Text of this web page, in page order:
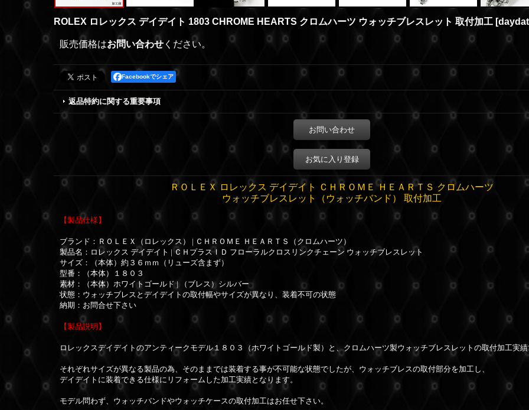
ROLEX ロレックス デイデイト 1803 CHROME HEARTS クロムハーツ ウォッチブレスレット 取付加工 [
販売価格はお問い合わせ ください。
Facebookでシェア
返品特約に関する重要事項
お問い合わせ
お気に入り登録
ＲＯＬＥＸ ロレックス デイデイト ＣＨＲＯＭＥ ＨＥＡＲＴＳ クロムハーツ
ウォッチブレスレット（ウォッチバンド） 取付加工
【製品仕様】
ブランド：ＲＯＬＥＸ（ロレックス） | ＣＨＲＯＭＥ ＨＥＡＲＴＳ（クロムハーツ）
製品名：ロレックス デイデイト | ＣＨプラスＩＤ フローラルクロスリンクチェーン ウォッチブレスレット
サイズ：
（本体）約３６ｍｍ（リューズ含まず）
型番：
（本体）１８０３
素材：
（本体）ホワイトゴールド | （ブレス）シルバー
状態：ウォッチブレスとデイデイトの取付幅やサイズが異なり、装着不可の状態
納期：お問合せ下さい
【製品説明】
ロレックスデイデイトのアンティークモデル１８０３（ホワイトゴールド製）と、クロムハーツ製ウォッチブレスレットの取付加工実
それぞれサイズが異なる製品の為、そのままでは装着する事が不可能な状態でしたが、ウォッチブレスの取付部分を加工し、
デイデイトに装着できる仕様にリフォームした加工実績となります。
モデル問わず、ウォッチバンドやウォッチケースの取付加工はお任せ下さい。